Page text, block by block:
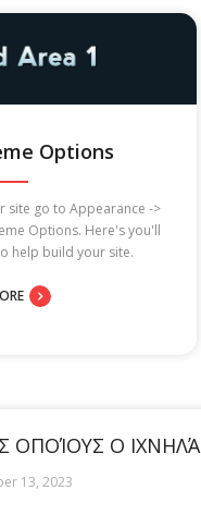
Options
site go to Appearance ->
Options. Here's you'll
help build your site.
Ο
13, 2023